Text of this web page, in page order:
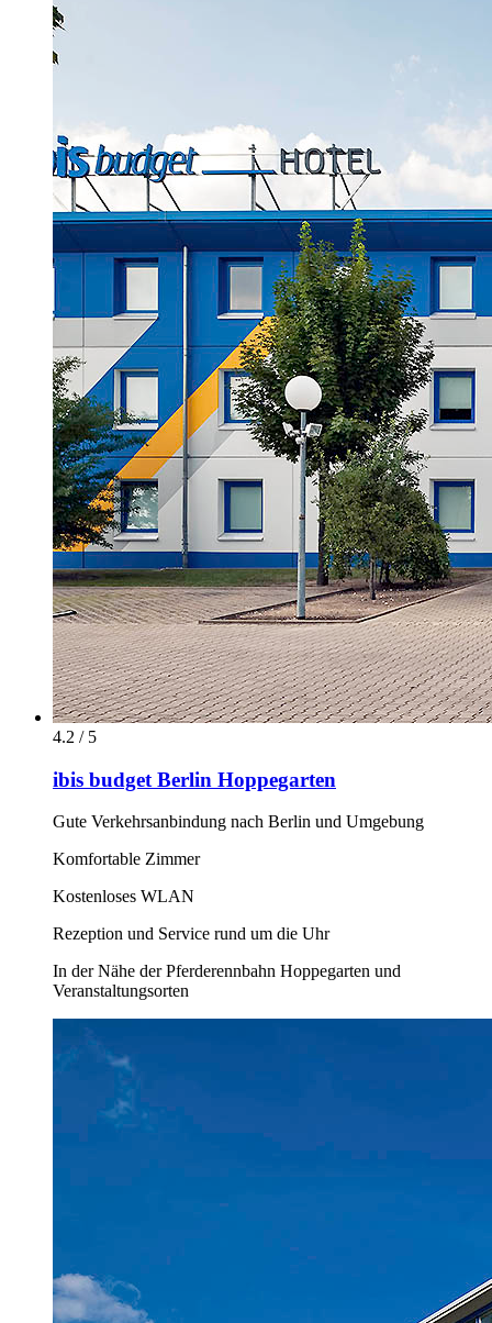
4.2 / 5
ibis budget Berlin Hoppegarten
Gute Verkehrsanbindung nach Berlin und Umgebung
Komfortable Zimmer
Kostenloses WLAN
Rezeption und Service rund um die Uhr
In der Nähe der Pferderennbahn Hoppegarten und
Veranstaltungsorten